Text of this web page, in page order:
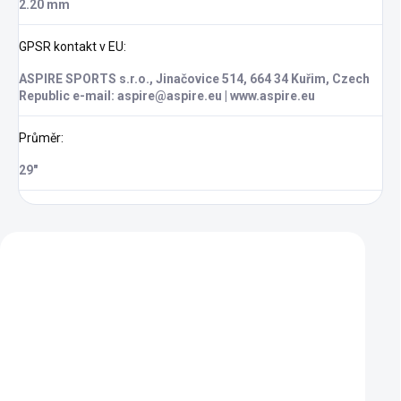
2.20 mm
GPSR kontakt v EU:
ASPIRE SPORTS s.r.o., Jinačovice 514, 664 34 Kuřim, Czech
Republic e-mail: aspire@aspire.eu | www.aspire.eu
Průměr:
29"